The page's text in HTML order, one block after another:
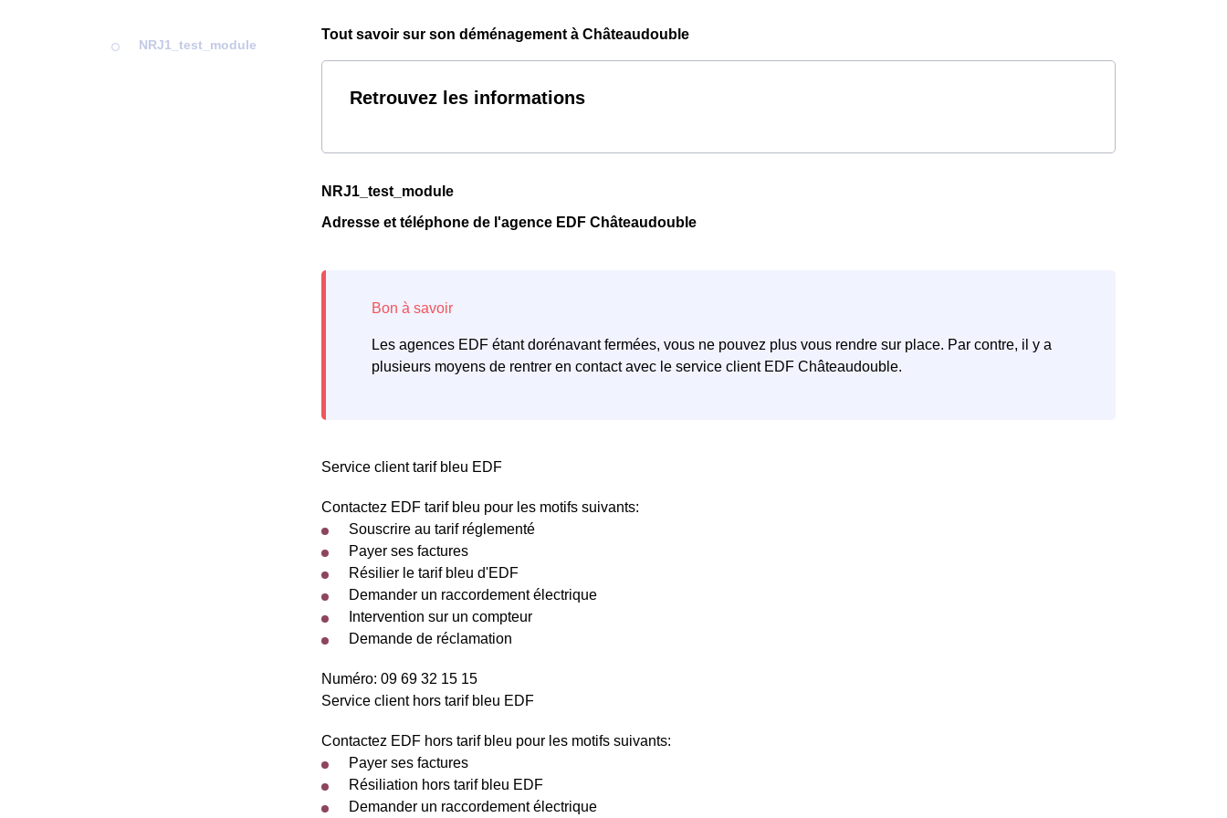
NRJ1_test_module
Tout savoir sur son déménagement à Châteaudouble
Retrouvez les informations
NRJ1_test_module
Adresse et téléphone de l'agence EDF Châteaudouble
Les agences EDF étant dorénavant fermées, vous ne pouvez plus vous rendre sur place. Par contre, il y a
plusieurs moyens de rentrer en contact avec le service client EDF Châteaudouble.
Service client tarif bleu EDF
Contactez EDF tarif bleu pour les motifs suivants:
Souscrire au tarif réglementé
Payer ses factures
Résilier le tarif bleu d'EDF
Demander un raccordement électrique
Intervention sur un compteur
Demande de réclamation
Numéro: 09 69 32 15 15
Service client hors tarif bleu EDF
Contactez EDF hors tarif bleu pour les motifs suivants:
Payer ses factures
Résiliation hors tarif bleu EDF
Demander un raccordement électrique